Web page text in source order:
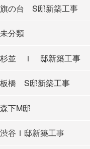
旗の台 S邸新築工事
未分類
杉並 Ｉ 邸新築工事
板橋 S邸新築工事
森下M邸
渋谷Ｉ邸新築工事